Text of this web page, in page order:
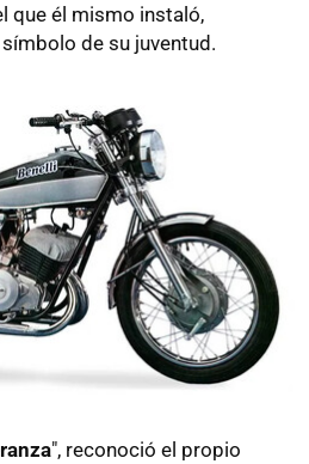
que él mismo instaló,
de su juventud.
", reconoció el propio